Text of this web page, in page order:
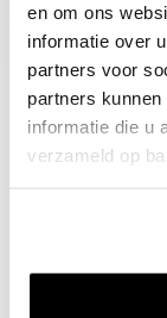
en om ons
informatie over
partners voor
partners
informatie die u
verzameld op
Ook
lauw
met
azijn.